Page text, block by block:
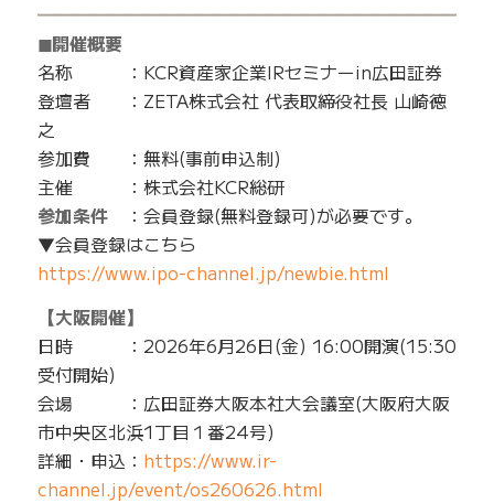
◼︎開催概要
名称 ：KCR資産家企業IRセミナーin広田証券
登壇者 ：ZETA株式会社 代表取締役社長 山崎徳
之
参加費 ：無料(事前申込制)
主催 ：株式会社KCR総研
参加条件：会員登録(無料登録可)が必要です。
▼会員登録はこちら
https://www.ipo-channel.jp/newbie.html
【大阪開催】
日時 ：2026年6月26日(金) 16:00開演(15:30
受付開始)
会場 ：広田証券大阪本社大会議室(大阪府大阪
市中央区北浜1丁目１番24号)
詳細・申込： https://www.ir-
channel.jp/event/os260626.html